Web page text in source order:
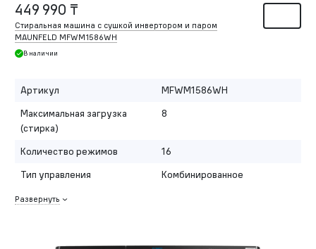
449 990 ₸
Стиральная машина c сушкой инвертором и паром
MAUNFELD MFWM1586WH
В наличии
Артикул
MFWM1586WH
Максимальная загрузка
(стирка)
8
Количество режимов
16
Тип управления
Комбинированное
Развернуть